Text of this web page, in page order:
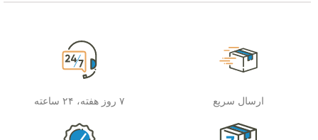
ارسال سریع ۷ روز هفته، ۲۴ ساعته